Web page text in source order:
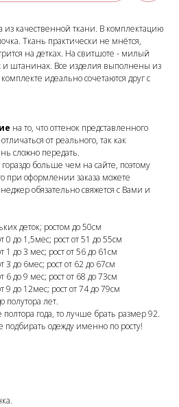
из качественной ткани. В комплектацию
Ткань практически не мнётся,
на детках. На свитшоте - милый
и штанинах. Все изделия выполнены из
идеально сочетаются друг с
на то, что оттенок представленного
от реального, так как
сложно передать.
гораздо больше чем на сайте, поэтому
при оформлении заказа можете
обязательно свяжется с Вами и
деток; ростом до 50см
до 1,5мес; рост от 51 до 55см
до 3 мес; рост от 56 до 61см
до 6мес; рост от 62 до 67см
до 9 мес; рост от 68 до 73см
до 12мес; рост от 74 до 79см
полутора лет.
года, то лучше брать размер 92.
одежду именно по росту!